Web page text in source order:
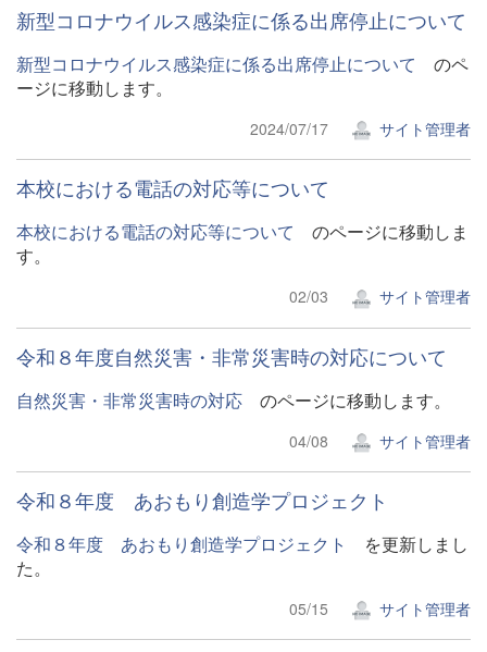
新型コロナウイルス感染症に係る出席停止について
新型コロナウイルス感染症に係る出席停止について のペ
ージに移動します。
2024/07/17 サイト管理者
本校における電話の対応等について
本校における電話の対応等について のページに移動しま
す。
02/03 サイト管理者
令和８年度自然災害・非常災害時の対応について
自然災害・非常災害時の対応 のページに移動します。
04/08 サイト管理者
令和８年度 あおもり創造学プロジェクト
令和８年度 あおもり創造学プロジェクト
を更新しまし
た。
05/15 サイト管理者